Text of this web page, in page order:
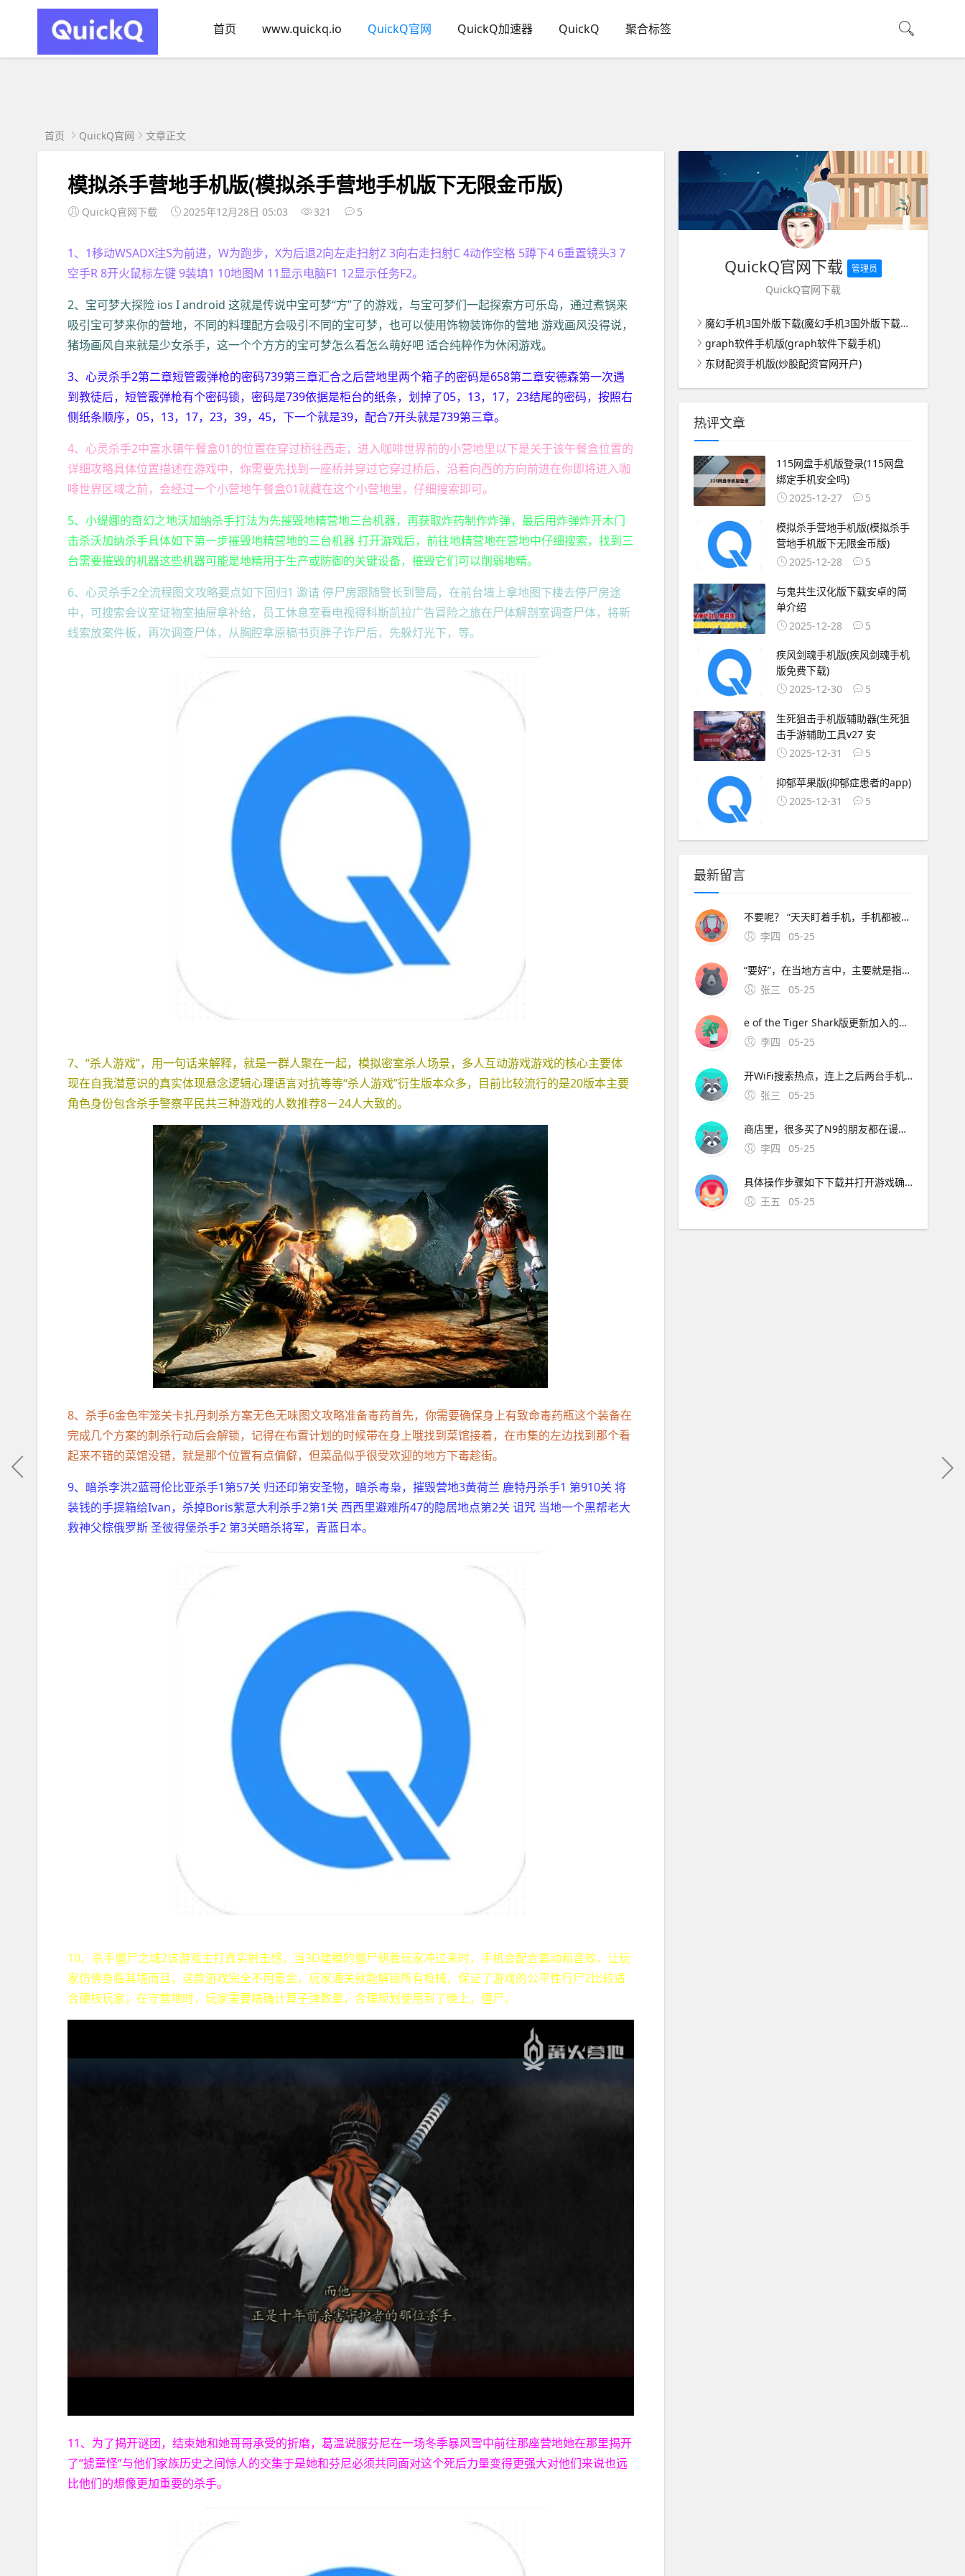
首页 www.quickq.io QuickQ官网 QuickQ加速器 QuickQ 聚合标签
首页 QuickQ官网 文章正文
模拟杀手营地手机版(模拟杀手营地手机版下无限金币版)
QuickQ官网下载 2025年12月28日 05:03 321 5
1、1移动WSADX注S为前进，W为跑步，X为后退2向左走扫射Z 3向右走扫射C 4动作空格 5蹲下4 6重置镜头3 7
空手R 8开火鼠标左键 9装填1 10地图M 11显示电脑F1 12显示任务F2。
2、宝可梦大探险 ios I android 这就是传说中宝可梦“方”了的游戏，与宝可梦们一起探索方可乐岛，通过煮锅来
吸引宝可梦来你的营地，不同的料理配方会吸引不同的宝可梦，也可以使用饰物装饰你的营地 游戏画风没得说，
猪场画风自来就是少女杀手，这一个个方方的宝可梦怎么看怎么萌好吧 适合纯粹作为休闲游戏。
3、心灵杀手2第二章短管霰弹枪的密码739第三章汇合之后营地里两个箱子的密码是658第二章安德森第一次遇
到教徒后，短管霰弹枪有个密码锁，密码是739依据是柜台的纸条，划掉了05，13，17，23结尾的密码，按照右
侧纸条顺序，05，13，17，23，39，45，下一个就是39，配合7开头就是739第三章。
4、心灵杀手2中富水镇午餐盒01的位置在穿过桥往西走，进入咖啡世界前的小营地里以下是关于该午餐盒位置的
详细攻略具体位置描述在游戏中，你需要先找到一座桥并穿过它穿过桥后，沿着向西的方向前进在你即将进入咖
啡世界区域之前，会经过一个小营地午餐盒01就藏在这个小营地里，仔细搜索即可。
5、小缇娜的奇幻之地沃加纳杀手打法为先摧毁地精营地三台机器，再获取炸药制作炸弹，最后用炸弹炸开木门
击杀沃加纳杀手具体如下第一步摧毁地精营地的三台机器 打开游戏后，前往地精营地在营地中仔细搜索，找到三
台需要摧毁的机器这些机器可能是地精用于生产或防御的关键设备，摧毁它们可以削弱地精。
6、心灵杀手2全流程图文攻略要点如下回归1 邀请 停尸房跟随警长到警局，在前台墙上拿地图下楼去停尸房途
中，可搜索会议室证物室抽屉拿补给，员工休息室看电视得科斯凯拉广告冒险之旅在尸体解剖室调查尸体，将新
线索放案件板，再次调查尸体，从胸腔拿原稿书页胖子诈尸后，先躲灯光下，等。
7、“杀人游戏”，用一句话来解释，就是一群人聚在一起，模拟密室杀人场景，多人互动游戏游戏的核心主要体
现在自我潜意识的真实体现悬念逻辑心理语言对抗等等“杀人游戏”衍生版本众多，目前比较流行的是20版本主要
角色身份包含杀手警察平民共三种游戏的人数推荐8－24人大致的。
8、杀手6金色牢笼关卡扎丹刺杀方案无色无味图文攻略准备毒药首先，你需要确保身上有致命毒药瓶这个装备在
完成几个方案的刺杀行动后会解锁，记得在布置计划的时候带在身上哦找到菜馆接着，在市集的左边找到那个看
起来不错的菜馆没错，就是那个位置有点偏僻，但菜品似乎很受欢迎的地方下毒趁街。
9、暗杀李洪2蓝哥伦比亚杀手1第57关 归还印第安圣物，暗杀毒枭，摧毁营地3黄荷兰 鹿特丹杀手1 第910关 将
装钱的手提箱给Ivan，杀掉Boris紫意大利杀手2第1关 西西里避难所47的隐居地点第2关 诅咒 当地一个黑帮老大
救神父棕俄罗斯 圣彼得堡杀手2 第3关暗杀将军，青蓝日本。
10、杀手僵尸之城2该游戏主打真实射击感，当3D建模的僵尸朝着玩家冲过来时，手机会配合震动和音效，让玩
家仿佛身临其境而且，这款游戏完全不用氪金，玩家通关就能解锁所有枪械，保证了游戏的公平性行尸2比较适
合硬核玩家，在守营地时，玩家需要精确计算子弹数量，合理规划使用到了晚上，僵尸。
11、为了揭开谜团，结束她和她哥哥承受的折磨，葛温说服芬尼在一场冬季暴风雪中前往那座营地她在那里揭开
了“掳童怪”与他们家族历史之间惊人的交集于是她和芬尼必须共同面对这个死后力量变得更强大对他们来说也远
比他们的想像更加重要的杀手。
QuickQ官网下载 管理员
QuickQ官网下载
魔幻手机3国外版下载(魔幻手机3国外版下载安装)
graph软件手机版(graph软件下载手机)
东财配资手机版(炒股配资官网开户)
热评文章
115网盘手机版登录(115网盘
绑定手机安全吗)
2025-12-27
5
模拟杀手营地手机版(模拟杀手
营地手机版下无限金币版)
2025-12-28
5
与鬼共生汉化版下载安卓的简
单介绍
2025-12-28
5
疾风剑魂手机版(疾风剑魂手机
版免费下载)
2025-12-30
5
生死狙击手机版辅助器(生死狙
击手游辅助工具v27 安
2025-12-31
5
抑郁苹果版(抑郁症患者的app)
2025-12-31
5
最新留言
不要呢？ “天天盯着手机，手机都被戳出火星子了！”丽华的妈妈说丽华。4、我们住在丽江古城旁边，满目都是似曾相识的工艺品商店大同小 除了方言与那曲没有多大分别，处处洋溢着浓郁的藏人韵味离开。5、小刘拿着方言的手机走了进来说“赵队，给方言发雇佣短信的是网络号码，我们查到归属一家小型的网贷
李四
05-25
“要好”，在当地方言中，主要就是指爱美好，谁能不要呢？ “天天盯着手机，手机都被戳出火星子了！”丽华的妈妈说丽华。4、我们住在丽江古城旁边，满目都是似曾相识的工艺品商店大同小 除了方言与那曲没有多大分别，处处洋溢着浓郁的藏人韵味离开。5、
张三
05-25
e of the Tiger Shark版更新加入的BOSS，生成于季风季节，当游戏进入季风季节时，虎鲨会在玩家附近的海岸边刷新虎鲨为中立性生物，当玩家靠近虎鲨巢穴；三重要注意事项安卓官方版缺失 饥荒官方未推出安卓正版应用，所有安
李四
05-25
开WiFi搜索热点，连上之后两台手机在一起进游戏进入游戏后，开热点的手机创建游戏，创好之后连热点的点加入游戏，然后游戏界面右边会出现搜索服务器中的字样，等搜索到了点击加入。4、软件特色免root辅助，安全稳定，小白福音饥荒资讯，新鲜资讯，及时掌握一键修改，无
张三
05-25
商店里，很多买了N9的朋友都在谩骂诺基亚，但诺基亚没人出来说句人话，真他妈坑爹楼主，我不为分，只为发泄我。古剑奇缘，天地劫沧海一生缘，仙剑奇侠传之忆仙1，真三国魔世轮回，紫云奇侠再续前缘，飘渺剑仙，魔女传2六道轮回 act战神纯正英文，斯巴达英雄，武
李四
05-25
具体操作步骤如下下载并打开游戏确保手机已安装王者荣耀，登录账号后进入主界面进入“朋友”界面点击主界面右侧的“朋友”图标通常为双人头像样式，进入好友管理页面选择“找朋友”功能在朋友界面中，点击“找。手机答题 我的 我
王五
05-25